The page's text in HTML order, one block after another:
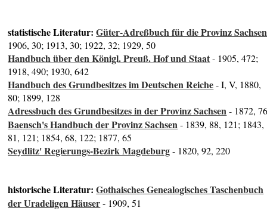
statistische Literatur:Güter-Adreßbuch für die Provinz Sachsen
1906, 30; 1913, 30; 1922, 32; 1929, 50
Handbuch über den Königl. Preuß. Hof und Staat- 1905, 472;
1918, 490; 1930, 642
Handbuch des Grundbesitzes im Deutschen Reiche- I, V, 1880,
80; 1899, 128
Adressbuch des Grundbesitzes in der Provinz Sachsen- 1872,
Baensch's Handbuch der Provinz Sachsen- 1839, 88, 121; 1843,
81, 121; 1854, 68, 122; 1877, 65
Seydlitz' Regierungs-Bezirk Magdeburg- 1820, 92, 220
historische Literatur:Gothaisches Genealogisches Taschenbuch
der Uradeligen Häuser- 1909, 51